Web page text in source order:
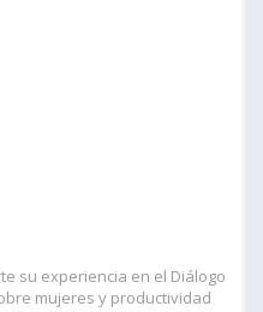
su experiencia en el Diálogo
mujeres y productividad